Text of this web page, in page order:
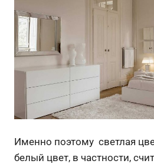
Именно поэтому светлая
белый цвет, в частности,